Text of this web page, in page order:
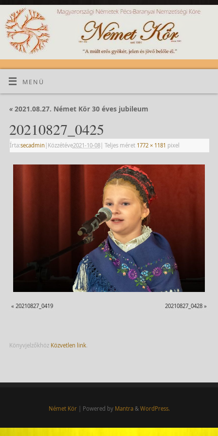
MENÜ
«2021.08.27. Német Kör 30 éves jubileum
20210827_0425
Írta:secadmin | Közzétéve2021-10-08| Teljes méret 1772 × 1181 pixel
« 20210827_0419 20210827_0428 »
Könyvjelzőkhöz Közvetlen link.
Német Kör| Powered by Mantra& WordPress.